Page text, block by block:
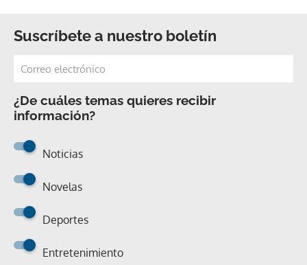
Suscríbete a nuestro boletín
¿De cuáles temas quieres recibir
información?
Noticias
Novelas
Deportes
Entretenimiento